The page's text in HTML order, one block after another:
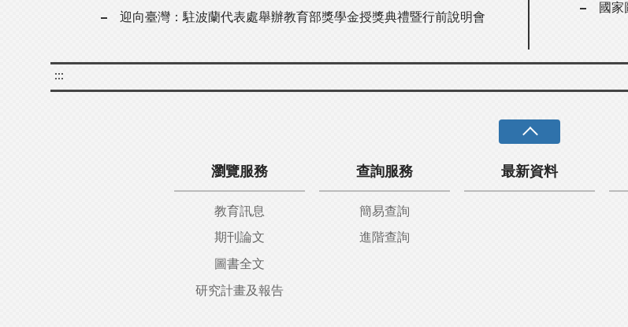
迎向臺灣：駐波蘭代表處舉辦教育部獎學金授獎典禮暨行前說明會
國家
:::
瀏覽服務
教育訊息
期刊論文
圖書全文
研究計畫及報告
查詢服務
簡易查詢
進階查詢
最新資料